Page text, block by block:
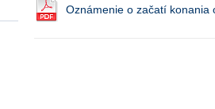
Oznámenie o začatí konania